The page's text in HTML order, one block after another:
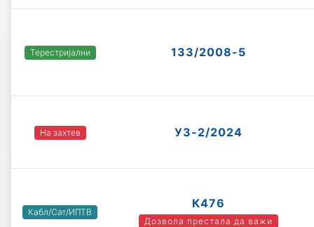
Терестријални 133/2008-5
На захтев УЗ-2/2024
Кабл/Сат/ИПТВ
К476
Дозвола престала да важи